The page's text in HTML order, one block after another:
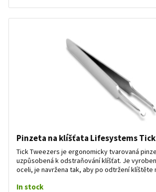
Pinzeta na klíšťata Lifesystems
Tick Tweezers je ergonomicky tvarovaná
uzpůsobená k odstraňování klíšťat. Je
oceli, je navržena tak, aby po odtržení klíštěte
In stock